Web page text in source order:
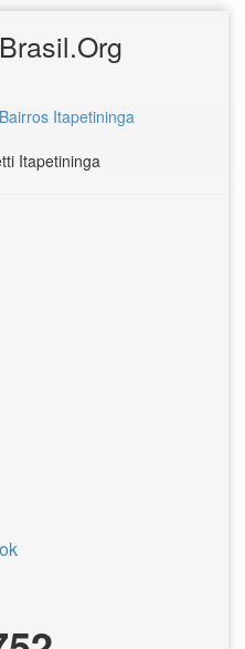
Bairros Itapetininga
Itapetininga